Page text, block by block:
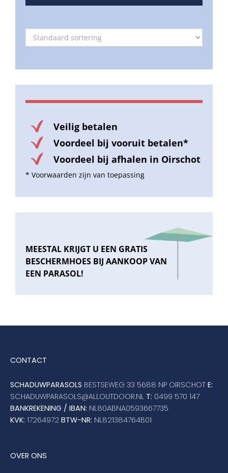
Veilig betalen
Voordeel bij vooruit betalen*
Voordeel bij afhalen in Oirschot
* Voorwaarden zijn van toepassing
MEESTAL KRIJGT U EEN GRATIS
BESCHERMHOES BIJ AANKOOP VAN
EEN PARASOL!
CONTACT
SCHADUWPARASOLS BESTSEWEG 33 5688 NP OIRSCHOT E:
SCHADUWPARASOLS@ALLOUTDOOR.NL T: 0499 570 147
BANKREKENING / IBAN: NL80ABNA0593667735
KVK: 17264972 BTW-NR: NL821384764B01
OVER ONS